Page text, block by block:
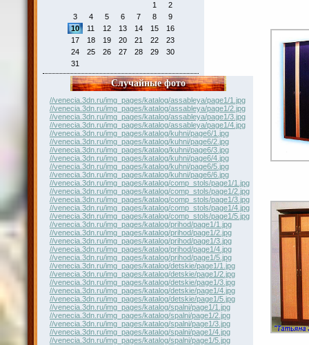
1
2
3
4 5 6 7 8
9
10
11 12 13 14 15
16
17
18 19 20 21 22
23
24
25 26 27 28 29
30
31
Случайные фото
//venecia.3dn.ru/img_pages/katalog/assableya/page1/1.jpg
//venecia.3dn.ru/img_pages/katalog/assableya/page1/2.jpg
//venecia.3dn.ru/img_pages/katalog/assableya/page1/3.jpg
//venecia.3dn.ru/img_pages/katalog/assableya/page1/4.jpg
//venecia.3dn.ru/img_pages/katalog/kuhni/page6/1.jpg
//venecia.3dn.ru/img_pages/katalog/kuhni/page6/2.jpg
//venecia.3dn.ru/img_pages/katalog/kuhni/page6/3.jpg
//venecia.3dn.ru/img_pages/katalog/kuhni/page6/4.jpg
//venecia.3dn.ru/img_pages/katalog/kuhni/page6/5.jpg
//venecia.3dn.ru/img_pages/katalog/kuhni/page6/6.jpg
//venecia.3dn.ru/img_pages/katalog/comp_stols/page1/1.jpg
//venecia.3dn.ru/img_pages/katalog/comp_stols/page1/2.jpg
//venecia.3dn.ru/img_pages/katalog/comp_stols/page1/3.jpg
//venecia.3dn.ru/img_pages/katalog/comp_stols/page1/4.jpg
//venecia.3dn.ru/img_pages/katalog/comp_stols/page1/5.jpg
//venecia.3dn.ru/img_pages/katalog/prihod/page1/1.jpg
//venecia.3dn.ru/img_pages/katalog/prihod/page1/2.jpg
//venecia.3dn.ru/img_pages/katalog/prihod/page1/3.jpg
//venecia.3dn.ru/img_pages/katalog/prihod/page1/4.jpg
//venecia.3dn.ru/img_pages/katalog/prihod/page1/5.jpg
//venecia.3dn.ru/img_pages/katalog/detskie/page1/1.jpg
//venecia.3dn.ru/img_pages/katalog/detskie/page1/2.jpg
//venecia.3dn.ru/img_pages/katalog/detskie/page1/3.jpg
//venecia.3dn.ru/img_pages/katalog/detskie/page1/4.jpg
//venecia.3dn.ru/img_pages/katalog/detskie/page1/5.jpg
//venecia.3dn.ru/img_pages/katalog/spalni/page1/1.jpg
//venecia.3dn.ru/img_pages/katalog/spalni/page1/2.jpg
//venecia.3dn.ru/img_pages/katalog/spalni/page1/3.jpg
//venecia.3dn.ru/img_pages/katalog/spalni/page1/4.jpg
//venecia.3dn.ru/img_pages/katalog/spalni/page1/5.jpg